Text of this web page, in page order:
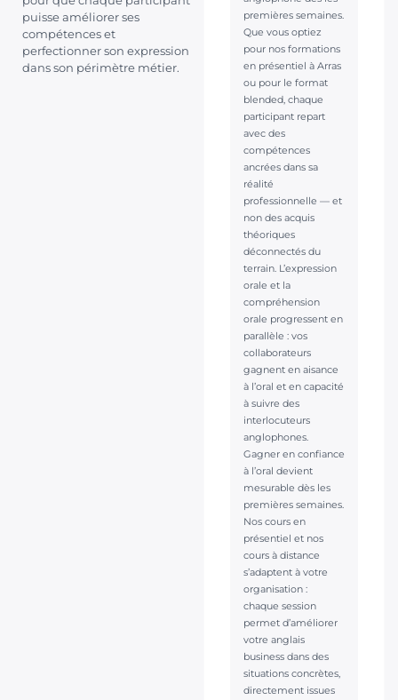
puisse améliorer ses
compétences et
perfectionner son expression
dans son périmètre métier.
premières semaines.
Que vous optiez
pour nos formations
en présentiel à Arras
ou pour le format
blended, chaque
participant repart
avec des
compétences
ancrées dans sa
réalité
professionnelle — et
non des acquis
théoriques
déconnectés du
terrain. L’expression
orale et la
compréhension
orale progressent en
parallèle : vos
collaborateurs
gagnent en aisance
à l’oral et en capacité
à suivre des
interlocuteurs
anglophones.
Gagner en confiance
à l’oral devient
mesurable dès les
premières semaines.
Nos cours en
présentiel et nos
cours à distance
s’adaptent à votre
organisation :
chaque session
permet d’améliorer
votre anglais
business dans des
situations concrètes,
directement issues